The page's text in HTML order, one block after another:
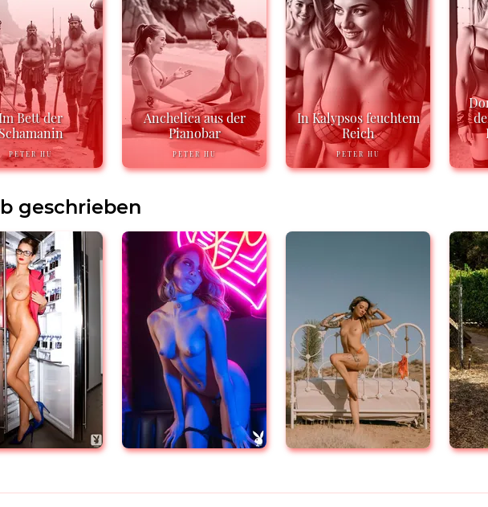
Bett der
PETER HU
Anchelica aus der
Pianobar
PETER HU
In Kalypsos feuchtem
Reich
PETER HU
geschrieben